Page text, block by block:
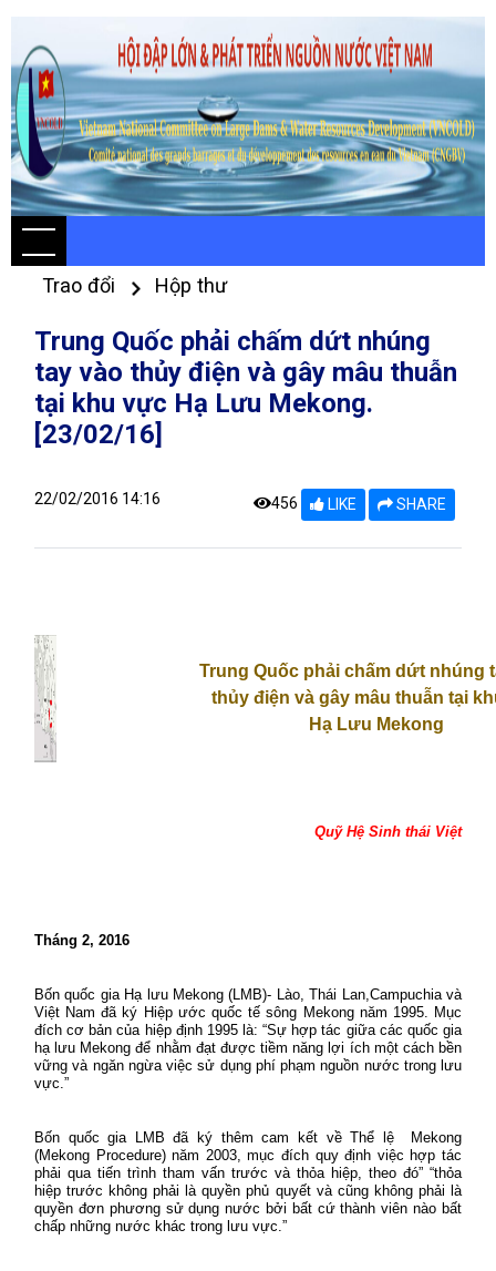
Trao đổi Hộp thư
Trung Quốc phải chấm dứt nhúng
tay vào thủy điện và gây mâu thuẫn
tại khu vực Hạ Lưu Mekong.
[23/02/16]
22/02/2016 14:16 456 LIKE SHARE
Trung Quốc phải chấm dứt nhúng
thủy điện và gây mâu thuẫn tại
Hạ Lưu Mekong
Quỹ Hệ Sinh thái Việt
Tháng 2, 2016
Bốn quốc gia Hạ lưu Mekong (LMB)- Lào, Thái Lan,Campuchia và
Việt Nam đã ký Hiệp ước quốc tế sông Mekong năm 1995. Mục
đích cơ bản của hiệp định 1995 là: “Sự hợp tác giữa các quốc gia
hạ lưu Mekong để nhằm đạt được tiềm năng lợi ích một cách bền
vững và ngăn ngừa việc sử dụng phí phạm nguồn nước trong lưu
vực.”
Bốn quốc gia LMB đã ký thêm cam kết về Thể lệ
Mekong
(Mekong Procedure) năm 2003, mục đích quy định việc hợp tác
phải qua tiến trình tham vấn trước và thỏa hiệp, theo đó” “thỏa
hiệp trước không phải là quyền phủ quyết và cũng không phải là
quyền đơn phương sử dụng nước bởi bất cứ thành viên nào bất
chấp những nước khác trong lưu vực.”